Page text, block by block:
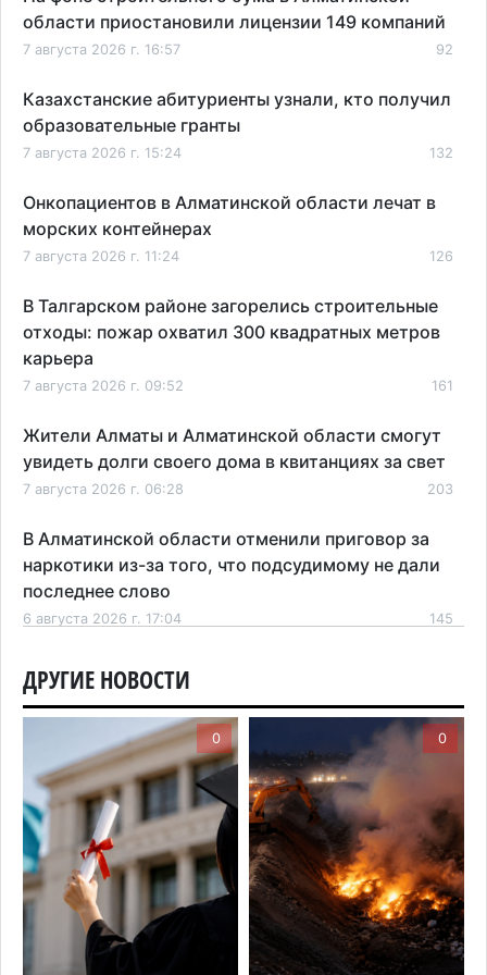
области приостановили лицензии 149 компаний
7 августа 2026 г. 16:57 92
Казахстанские абитуриенты узнали, кто получил
образовательные гранты
7 августа 2026 г. 15:24 132
Онкопациентов в Алматинской области лечат в
морских контейнерах
7 августа 2026 г. 11:24 126
В Талгарском районе загорелись строительные
отходы: пожар охватил 300 квадратных метров
карьера
7 августа 2026 г. 09:52 161
Жители Алматы и Алматинской области смогут
увидеть долги своего дома в квитанциях за свет
7 августа 2026 г. 06:28 203
В Алматинской области отменили приговор за
наркотики из-за того, что подсудимому не дали
последнее слово
6 августа 2026 г. 17:04 145
Проезд по БАКАД резко подорожал: в
Алматинской области начали действовать новые
тарифы
6 августа 2026 г. 14:36 195
Сильнейшие дзюдоисты мира приехали на
сборы в Алматинскую область
6 августа 2026 г. 12:12 155
Первый раз с ИИ в первый класс: казахстанских
первоклассников начнут учить искусственному
интеллекту
ДРУГИЕ НОВОСТИ
0 0